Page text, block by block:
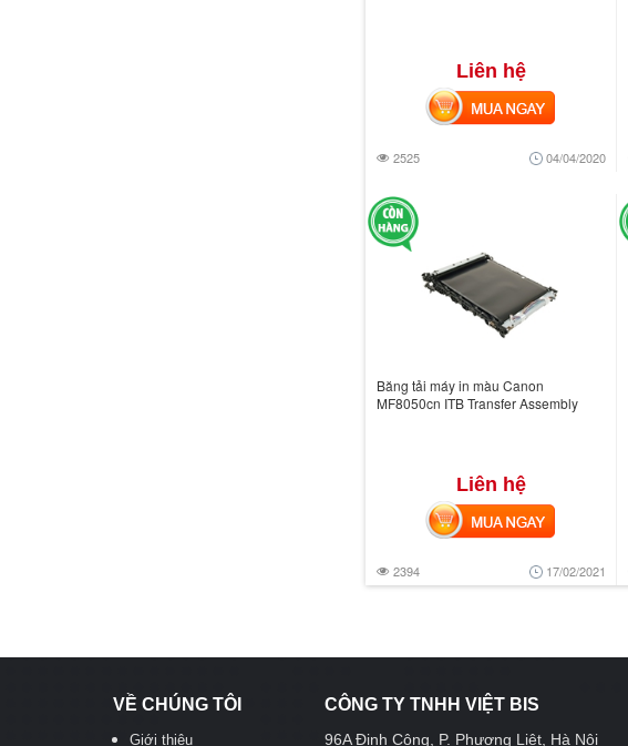
Liên hệ
2525 04/04/2020
MUA NGAY
Băng tải máy in màu Canon
MF8050cn ITB Transfer Assembly
Liên hệ
2394 17/02/2021
MUA NGAY
VỀ CHÚNG TÔI
Giới thiệu
CÔNG TY TNHH VIỆT BIS
96A Định Công, P. Phương Liệt, Hà Nội